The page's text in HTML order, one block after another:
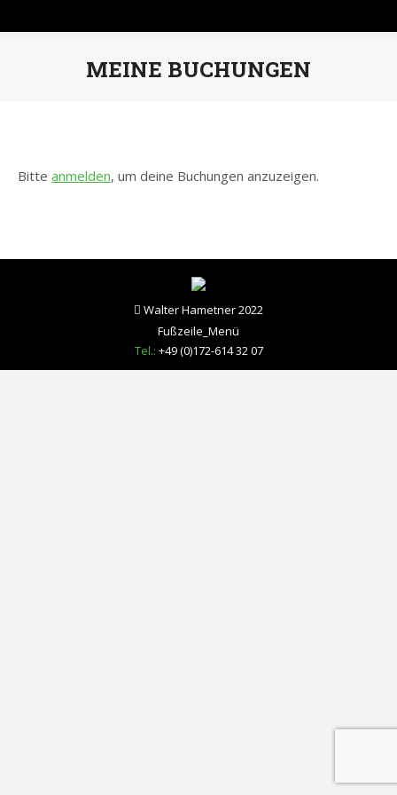
MEINE BUCHUNGEN
Bitte anmelden, um deine Buchungen anzuzeigen.
Walter Hametner 2022
Fußzeile_Menü
Tel.: +49 (0)172-614 32 07